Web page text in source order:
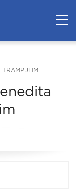
TRAMPULIM